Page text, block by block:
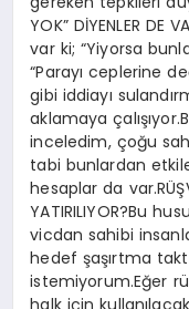
YOK” DİYENLER DE
var ki; “Yiyorsa
“Parayı ceplerine
gibi iddiayı
aklamaya
inceledim, çoğu
tabi bunlardan
hesaplar da
YATIRILIYOR?Bu
vicdan sahibi
hedef şaşırtma
istemiyorum.Eğer